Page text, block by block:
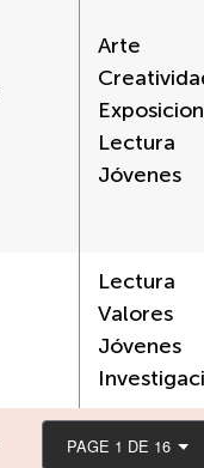
Arte
Lectura
Jóvenes
Lectura
Valores
Jóvenes
PAGE 1 DE 16